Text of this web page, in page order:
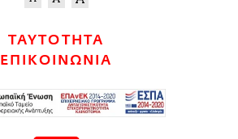
ΤΑΥΤΟΤΗΤΑ
ΕΠΙΚΟΙΝΩΝΙΑ